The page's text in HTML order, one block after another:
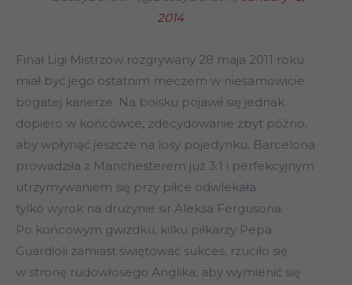
2014
Finał Ligi Mistrzów rozgrywany 28 maja 2011 roku
miał być jego ostatnim meczem w niesamowicie
bogatej karierze. Na boisku pojawił się jednak
dopiero w końcówce, zdecydowanie zbyt późno,
aby wpłynąć jeszcze na losy pojedynku. Barcelona
prowadziła z Manchesterem już 3:1 i perfekcyjnym
utrzymywaniem się przy piłce odwlekała
tylko wyrok na drużynie sir Aleksa Fergusona.
Po końcowym gwizdku, kilku piłkarzy Pepa
Guardioli zamiast świętować sukces, rzuciło się
w stronę rudowłosego Anglika, aby wymienić się